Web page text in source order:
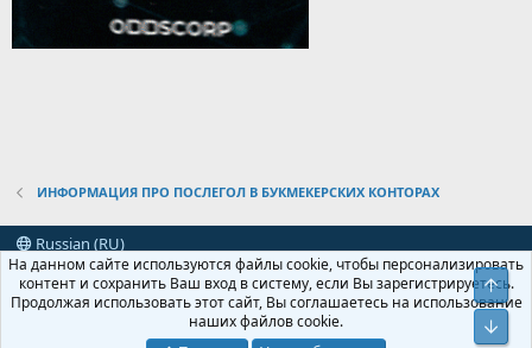
ИНФОРМАЦИЯ ПРО ПОСЛЕГОЛ В БУКМЕКЕРСКИХ КОНТОРАХ
Russian (RU)
Условия и правила
Политика конфиденциальности Помощь
R
Add-ons by Brivium™ © 2012-2026 Brivium LLC.Локализация от
На данном сайте используются файлы cookie, чтобы персонализировать
контент и сохранить Ваш вход в систему, если Вы зарегистрируетесь.
Продолжая использовать этот сайт, Вы соглашаетесь на использование
наших файлов cookie.